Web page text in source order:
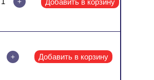
Добавить в корзину